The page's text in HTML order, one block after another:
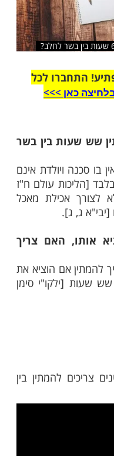
התחברו לכל
כאן >>>​
בין בשר
ויולדת אינם
אכילת מאכל
ג].
האם צריך